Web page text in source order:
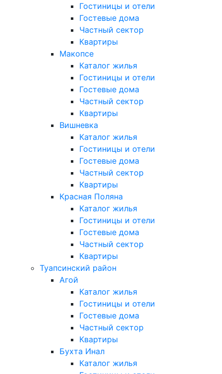
Гостиницы и отели
Гостевые дома
Частный сектор
Квартиры
Макопсе
Каталог жилья
Гостиницы и отели
Гостевые дома
Частный сектор
Квартиры
Вишневка
Каталог жилья
Гостиницы и отели
Гостевые дома
Частный сектор
Квартиры
Красная Поляна
Каталог жилья
Гостиницы и отели
Гостевые дома
Частный сектор
Квартиры
Туапсинский район
Агой
Каталог жилья
Гостиницы и отели
Гостевые дома
Частный сектор
Квартиры
Бухта Инал
Каталог жилья